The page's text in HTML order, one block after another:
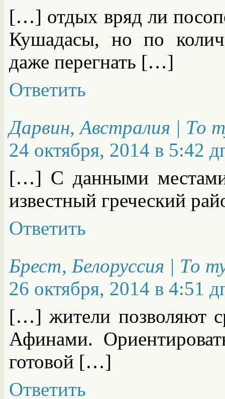
[…] отдых вряд ли
Кушадасы, но по
даже перегнать […]
Ответить
Дарвин, Австралия | То
24 октября, 2014 в 5:42
[…] С данными местами
известный греческий
Ответить
Брест, Белоруссия | То
26 октября, 2014 в 4:51
[…] жители позволяют
Афинами.
готовой […]
Ответить